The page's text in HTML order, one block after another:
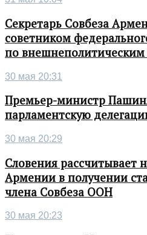
Секретарь Совбеза
советником
по
30 мая 20:31
Премьер-министр
парламентскую
30 мая 20:29
Словения рассчитывает
Армении в получении
члена Совбеза ООН
30 мая 20:23